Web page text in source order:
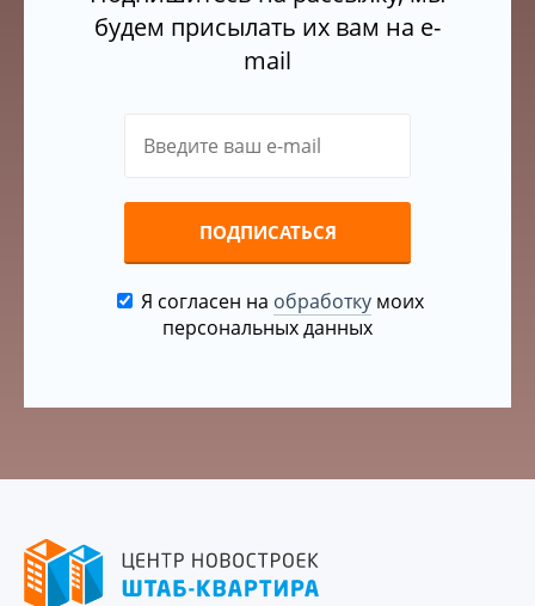
будем присылать их вам на e-
mail
ПОДПИСАТЬСЯ
Я согласен на обработкумоих
персональных данных